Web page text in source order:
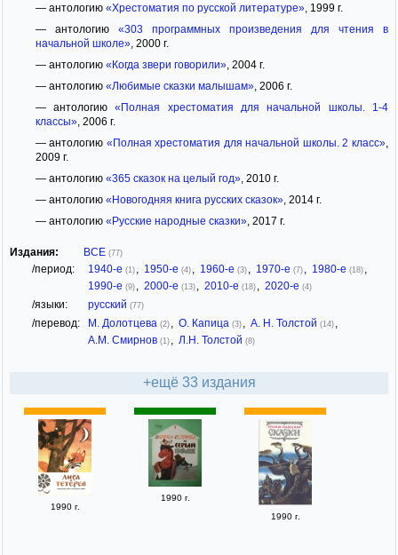
— антологию «Хрестоматия по русской литературе», 1999 г.
— антологию «303 программных произведения для чтения в
начальной школе», 2000 г.
— антологию «Когда звери говорили», 2004 г.
— антологию «Любимые сказки малышам», 2006 г.
— антологию«Полная хрестоматия для начальной школы. 1-4
классы», 2006 г.
— антологию «Полная хрестоматия для начальной школы. 2 класс»
2009 г.
— антологию «365 сказок на целый год», 2010 г.
— антологию «Новогодняя книга русских сказок», 2014 г.
— антологию «Русские народные сказки», 2017 г.
Издания: ВСЕ (77)
/период: 1940-е (1) 1950-е (4) 1960-е (3) 1970-е (7) 1980-е (18)
1990-е (9) 2000-е (13) 2010-е (18) 2020-е (4)
/языки: русский (77)
/перевод: М. Долотцева (2) О. Капица (3) А. Н. Толстой (14)
А.М. Смирнов (1) Л.Н. Толстой (8)
+ещё 33 издания
1990 г.
1990 г.
1990 г.